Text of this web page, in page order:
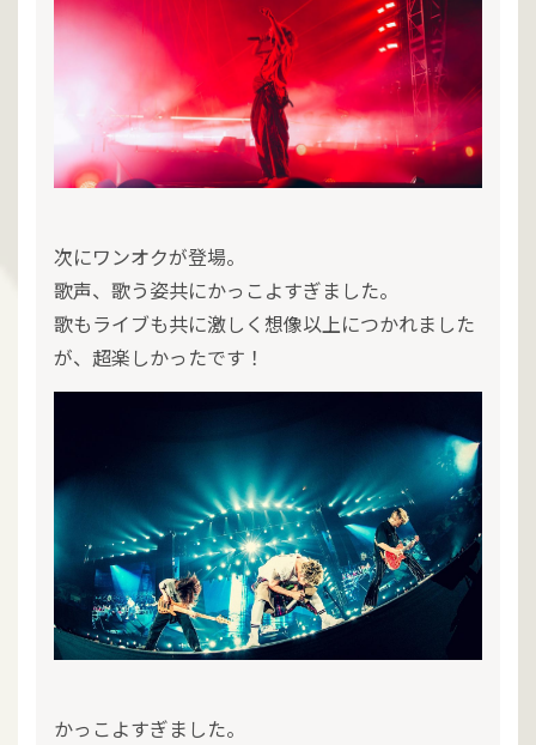
次にワンオクが登場。
歌声、歌う姿共にかっこよすぎました。
歌もライブも共に激しく想像以上につかれました
が、超楽しかったです！
かっこよすぎました。